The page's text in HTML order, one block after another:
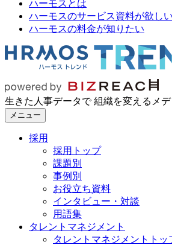
ハーモスとは
ハーモスのサービス資料が欲しい
ハーモスの料金が知りたい
生きた人事データで 組織を変えるメ
メニュー
採用
採用トップ
課題別
事例別
お役立ち資料
インタビュー・対談
用語集
タレントマネジメント
タレントマネジメントトッ